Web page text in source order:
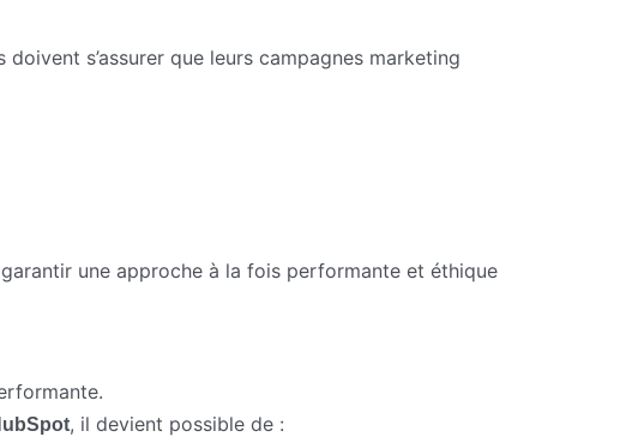
doivent s’assurer que leurs campagnes marketing
une approche à la fois performante et éthique
, il devient possible de :